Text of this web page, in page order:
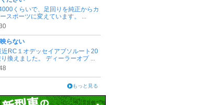
くらいで、足回りを純正からカ
スポーツに変えています。 ...
らない
RC１オデッセイアブソルート20
換えました。 ディーラーオプ ...
もっと見る